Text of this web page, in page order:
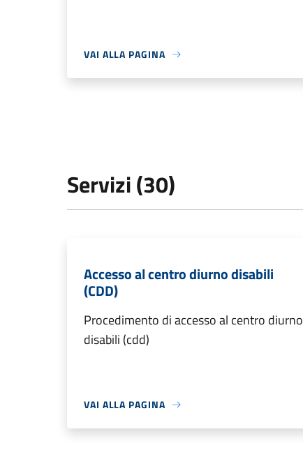
VAI ALLA PAGINA
Servizi (30)
Accesso al centro diurno disabili
(CDD)
Procedimento di accesso al centro diurno
disabili (cdd)
VAI ALLA PAGINA